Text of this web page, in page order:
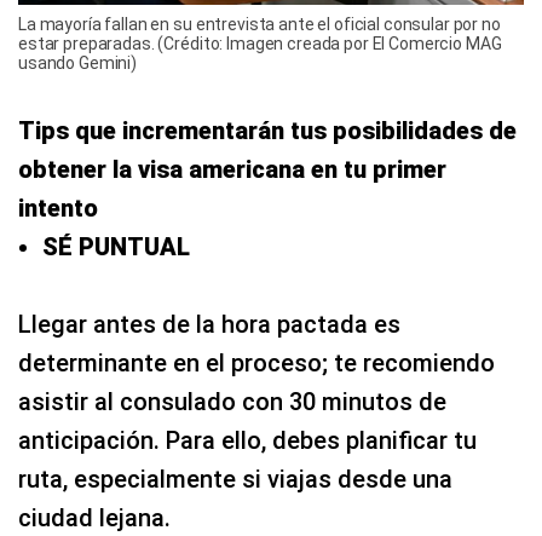
La mayoría fallan en su entrevista ante el oficial consular por no
estar preparadas. (Crédito: Imagen creada por El Comercio MAG
usando Gemini)
Tips que incrementarán tus posibilidades de
obtener la visa americana en tu primer
intento
SÉ PUNTUAL
Llegar antes de la hora pactada es
determinante en el proceso; te recomiendo
asistir al consulado con 30 minutos de
anticipación. Para ello, debes planificar tu
ruta, especialmente si viajas desde una
ciudad lejana.